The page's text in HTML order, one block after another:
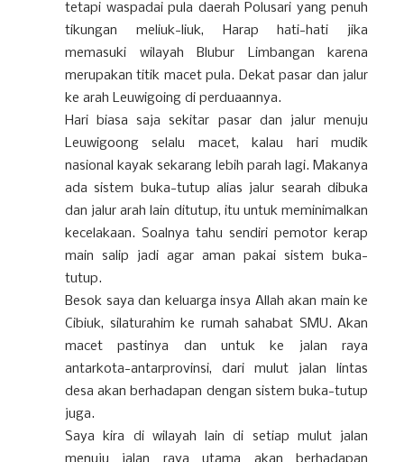
tetapi waspadai pula daerah Polusari yang penuh
tikungan meliuk-liuk, Harap hati-hati jika
memasuki wilayah Blubur Limbangan karena
merupakan titik macet pula. Dekat pasar dan jalur
ke arah Leuwigoing di perduaannya.
Hari biasa saja sekitar pasar dan jalur menuju
Leuwigoong selalu macet, kalau hari mudik
nasional kayak sekarang lebih parah lagi. Makanya
ada sistem buka-tutup alias jalur searah dibuka
dan jalur arah lain ditutup, itu untuk meminimalkan
kecelakaan. Soalnya tahu sendiri pemotor kerap
main salip jadi agar aman pakai sistem buka-
tutup.
Besok saya dan keluarga insya Allah akan main ke
Cibiuk, silaturahim ke rumah sahabat SMU. Akan
macet pastinya dan untuk ke jalan raya
antarkota-antarprovinsi, dari mulut jalan lintas
desa akan berhadapan dengan sistem buka-tutup
juga.
Saya kira di wilayah lain di setiap mulut jalan